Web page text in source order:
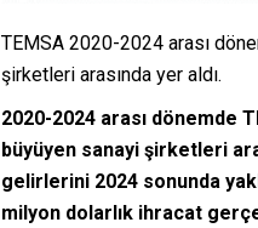
TEMSA 2020-2024 arası
şirketleri arasında yer aldı.
2020-2024 arası dönemde
büyüyen sanayi şirketleri
gelirlerini 2024 sonunda
milyon dolarlık ihracat